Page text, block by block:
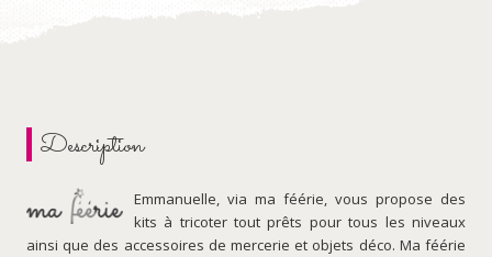
Description
Emmanuelle, via ma féérie, vous propose des
kits à tricoter tout prêts pour tous les niveaux
ainsi que des accessoires de mercerie et objets déco. Ma féérie